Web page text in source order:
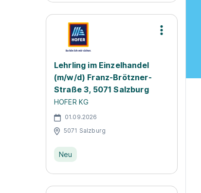
Lehrling im Einzelhandel
(m/w/d) Franz-Brötzner-
Straße 3, 5071 Salzburg
HOFER KG
01.09.2026
5071 Salzburg
Neu